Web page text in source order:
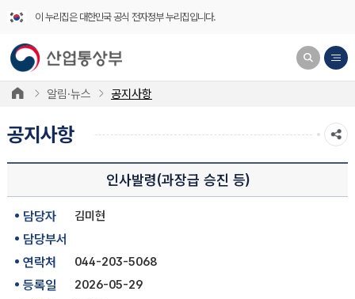
이 누리집은 대한민국 공식 전자정부 누리집입니다.
알림·뉴스 공지사항
공지사항
인사발령(과장급 승진 등)
담당자 김미현
담당부서
연락처
044-203-5068
등록일 2026-05-29